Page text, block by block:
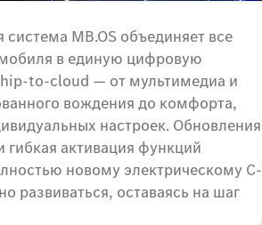
MB.OS объединяет все
в единую цифровую
to-cloud — от мультимедиа и
вождения до комфорта,
настроек. Обновления
гибкая активация функций
новому электрическому C-
развиваться, оставаясь на шаг